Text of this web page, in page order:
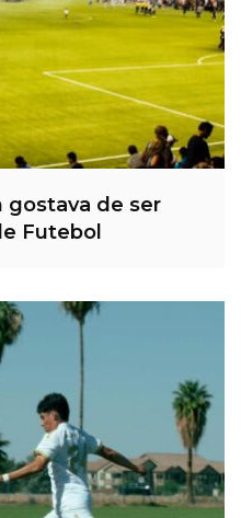
gostava de ser
Futebol